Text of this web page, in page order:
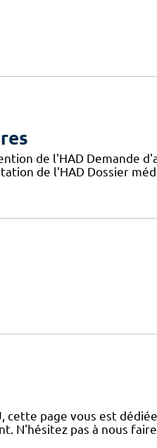
de l'HAD Demande
de l'HAD Dossier
cette page vous est
N'hésitez pas à nous